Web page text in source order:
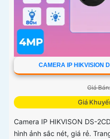
CAMERA IP HIKVISION
Giá
Giá
Camera IP HIKVISON DS-
hình ảnh sắc nét, giá rẻ.